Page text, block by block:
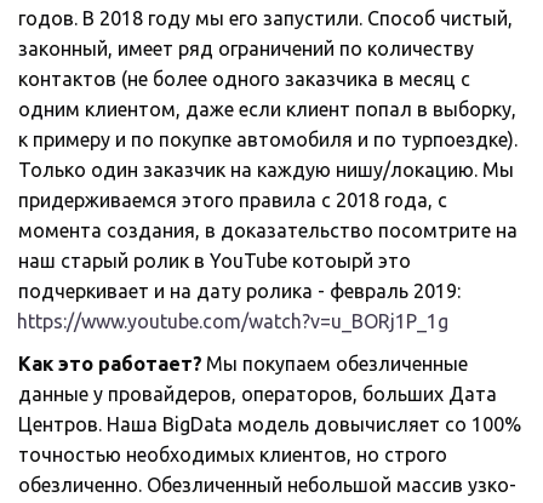
годов. В 2018 году мы его запустили. Способ чистый,
законный, имеет ряд ограничений по количеству
контактов (не более одного заказчика в месяц с
одним клиентом, даже если клиент попал в выборку,
к примеру и по покупке автомобиля и по турпоездке).
Только один заказчик на каждую нишу/локацию. Мы
придерживаемся этого правила с 2018 года, с
момента создания, в доказательство посомтрите на
наш старый ролик в YouTube котоырй это
https://www.youtube.com/watch?v=u_BORj1P_1g
Как это работает? Мы покупаем обезличенные
данные у провайдеров, операторов, больших Дата
Центров. Наша BigData модель довычисляет со 100%
точностью необходимых клиентов, но строго
обезличенно. Обезличенный небольшой массив узко-